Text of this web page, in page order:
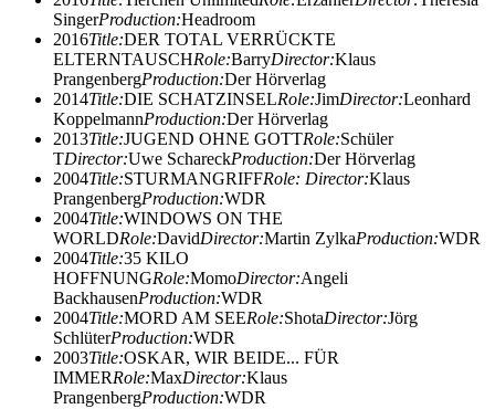
SingerProduction:Headroom
2016Title:DER TOTAL VERRÜCKTE
ELTERNTAUSCHRole:BarryDirector:Klaus
PrangenbergProduction:Der Hörverlag
2014Title:DIE SCHATZINSELRole:JimDirector:Leonhard
KoppelmannProduction:Der Hörverlag
2013Title:JUGEND OHNE GOTTRole:Schüler
TDirector:Uwe SchareckProduction:Der Hörverlag
2004Title:STURMANGRIFFRole: Director:Klaus
PrangenbergProduction:WDR
2004Title:WINDOWS ON THE
WORLDRole:DavidDirector:Martin ZylkaProduction:WDR
2004Title:35 KILO
HOFFNUNGRole:MomoDirector:Angeli
BackhausenProduction:WDR
2004Title:MORD AM SEERole:ShotaDirector:Jörg
SchlüterProduction:WDR
2003Title:OSKAR, WIR BEIDE... FÜR
IMMERRole:MaxDirector:Klaus
PrangenbergProduction:WDR